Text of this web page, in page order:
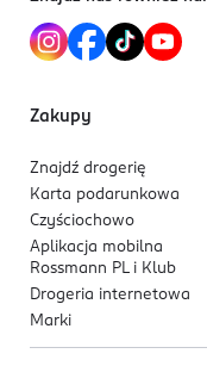
Kod EAN
4 743318 139944
Zakupy
Znajdź drogerię
Karta podarunkowa
Czyściochowo
Aplikacja mobilna
Rossmann PL i Klub
Drogeria internetowa
Marki